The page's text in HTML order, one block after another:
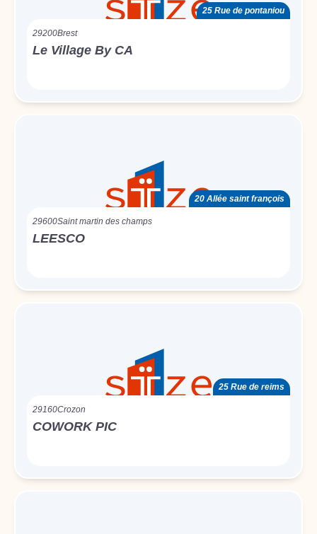
25 Rue de pontaniou
29200Brest
Le Village By CA
20 Allée saint françois
29600Saint martin des champs
LEESCO
25 Rue de reims
29160Crozon
COWORK PIC